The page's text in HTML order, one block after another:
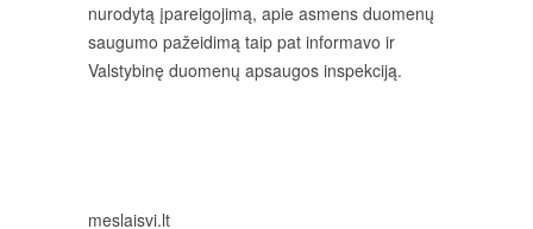
nurodytą įpareigojimą, apie asmens duomenų
saugumo pažeidimą taip pat informavo ir
Valstybinę duomenų apsaugos inspekciją.
meslaisvi.lt